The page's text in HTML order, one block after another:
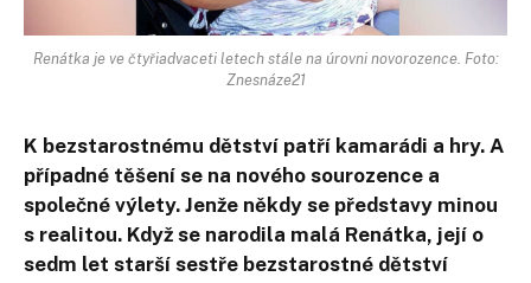
Renátka je ve čtyřiadvaceti letech stále na úrovni novorozence. Foto:
Znesnáze21
K bezstarostnému dětství patří kamarádi a hry. A
případné těšení se na nového sourozence a
společné výlety. Jenže někdy se představy minou
s realitou. Když se narodila malá Renátka, její o
sedm let starší sestře bezstarostné dětství